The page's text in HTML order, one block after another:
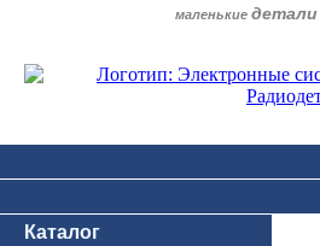
маленькие детали
Каталог